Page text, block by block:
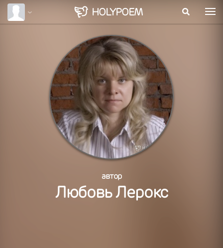
HOLYPOEM
автор
Любовь Лерокс